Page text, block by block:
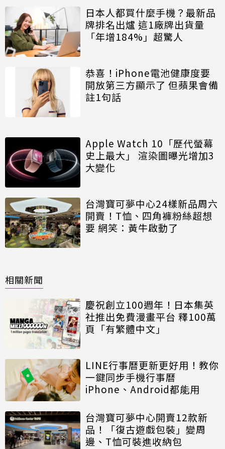
日本人都買什麼手機？最新品
牌排名出爐 這1廠牌出貨量
「年增184%」超驚人
恭喜！iPhone電池健康度要
開放第三方顯示了 但蘋果會備
註1句話
Apple Watch 10「歷代螢幕
史上最大」 渲染圖曝光增加3
大變化
台灣寶可夢中心24樣新品周六
開賣！T恤、四角褲粉絲超想
要 網笑：黃牛啟動了
相關新聞
慶祝創立100週年！日本集英
社推出免費漫畫平台 釋100萬
頁「有繁體中文」
LINE行事曆更新更好用！教你
一鍵同步手機行事曆
iPhone、Android都能用
台灣寶可夢中心開賣12款新
品！「復古遊戲包裝」變周
邊、T恤可裝進收納包